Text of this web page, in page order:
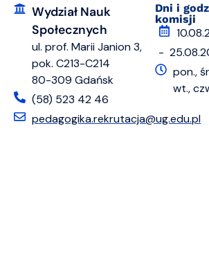
Wydział Nauk
Społecznych
ul. prof. Marii Janion 3,
pok. C213-C214
80-309 Gdańsk
(58) 523 42 46
pedagogika.rekrutacja@ug.edu.pl
Dni i
komisji
-
pon.,
wt.,